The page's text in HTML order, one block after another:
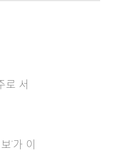
로 서
’가 이